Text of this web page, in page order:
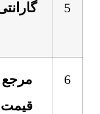
5
6
مرجع
قیمت